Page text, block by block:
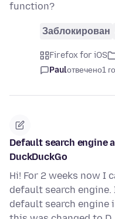
function?
Заблокирован
Firefox for iOS
Paulотвечено1
Default search engine
DuckDuckGo
Hi! For 2 weeks now I
default search engine.
default search engine